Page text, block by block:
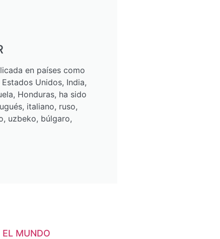
en países como
Unidos, India,
Honduras, ha sido
italiano, ruso,
uzbeko, búlgaro,
MUNDO